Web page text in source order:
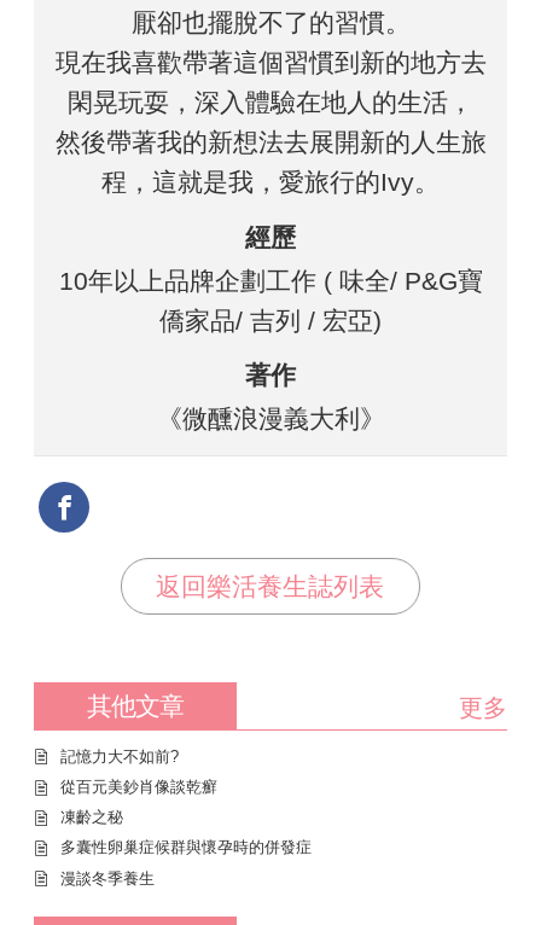
厭卻也擺脫不了的習慣。
現在我喜歡帶著這個習慣到新的地方去
閑晃玩耍，深入體驗在地人的生活，
然後帶著我的新想法去展開新的人生旅
程，這就是我，愛旅行的Ivy。
經歷
10年以上品牌企劃工作 ( 味全/ P&G寶
僑家品/ 吉列 / 宏亞)
著作
《微醺浪漫義大利》
返回樂活養生誌列表
其他文章 更多
記憶力大不如前?
從百元美鈔肖像談乾癬
凍齡之秘
多囊性卵巢症候群與懷孕時的併發症
漫談冬季養生